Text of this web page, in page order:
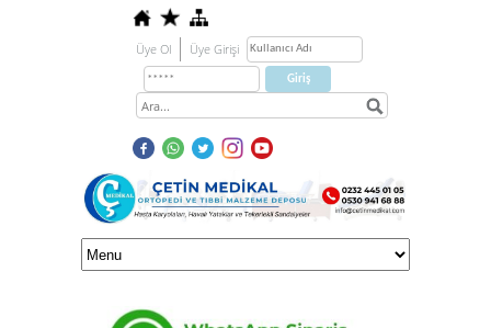
Üye Ol Üye Girişi